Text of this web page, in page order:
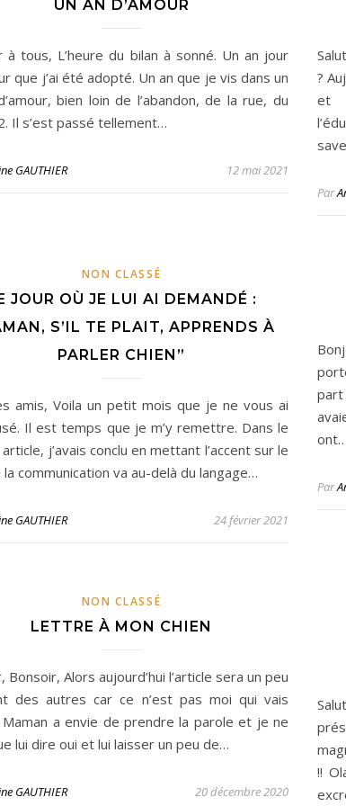
UN AN D’AMOUR
à tous, L’heure du bilan à sonné. Un an jour
que j’ai été adopté. Un an que je vis dans un
bien loin de l’abandon, de la rue, du
Il s’est passé tellement…
GAUTHIER 12 mai 2021
?
et
Par
NON CLASSÉ
JOUR OÙ JE LUI AI DEMANDÉ :
S’IL TE PLAIT, APPRENDS À
PARLER CHIEN”
amis, Voila un petit mois que je ne vous ai
Il est temps que je m’y remettre. Dans le
j’avais conclu en mettant l’accent sur le
communication va au-delà du langage…
GAUTHIER 24 février 2021
part
ont…
Par
NON CLASSÉ
LETTRE À MON CHIEN
Bonsoir, Alors aujourd’hui l’article sera un peu
des autres car ce n’est pas moi qui vais
Maman a envie de prendre la parole et je ne
lui dire oui et lui laisser un peu de…
GAUTHIER 20 décembre 2020
!!